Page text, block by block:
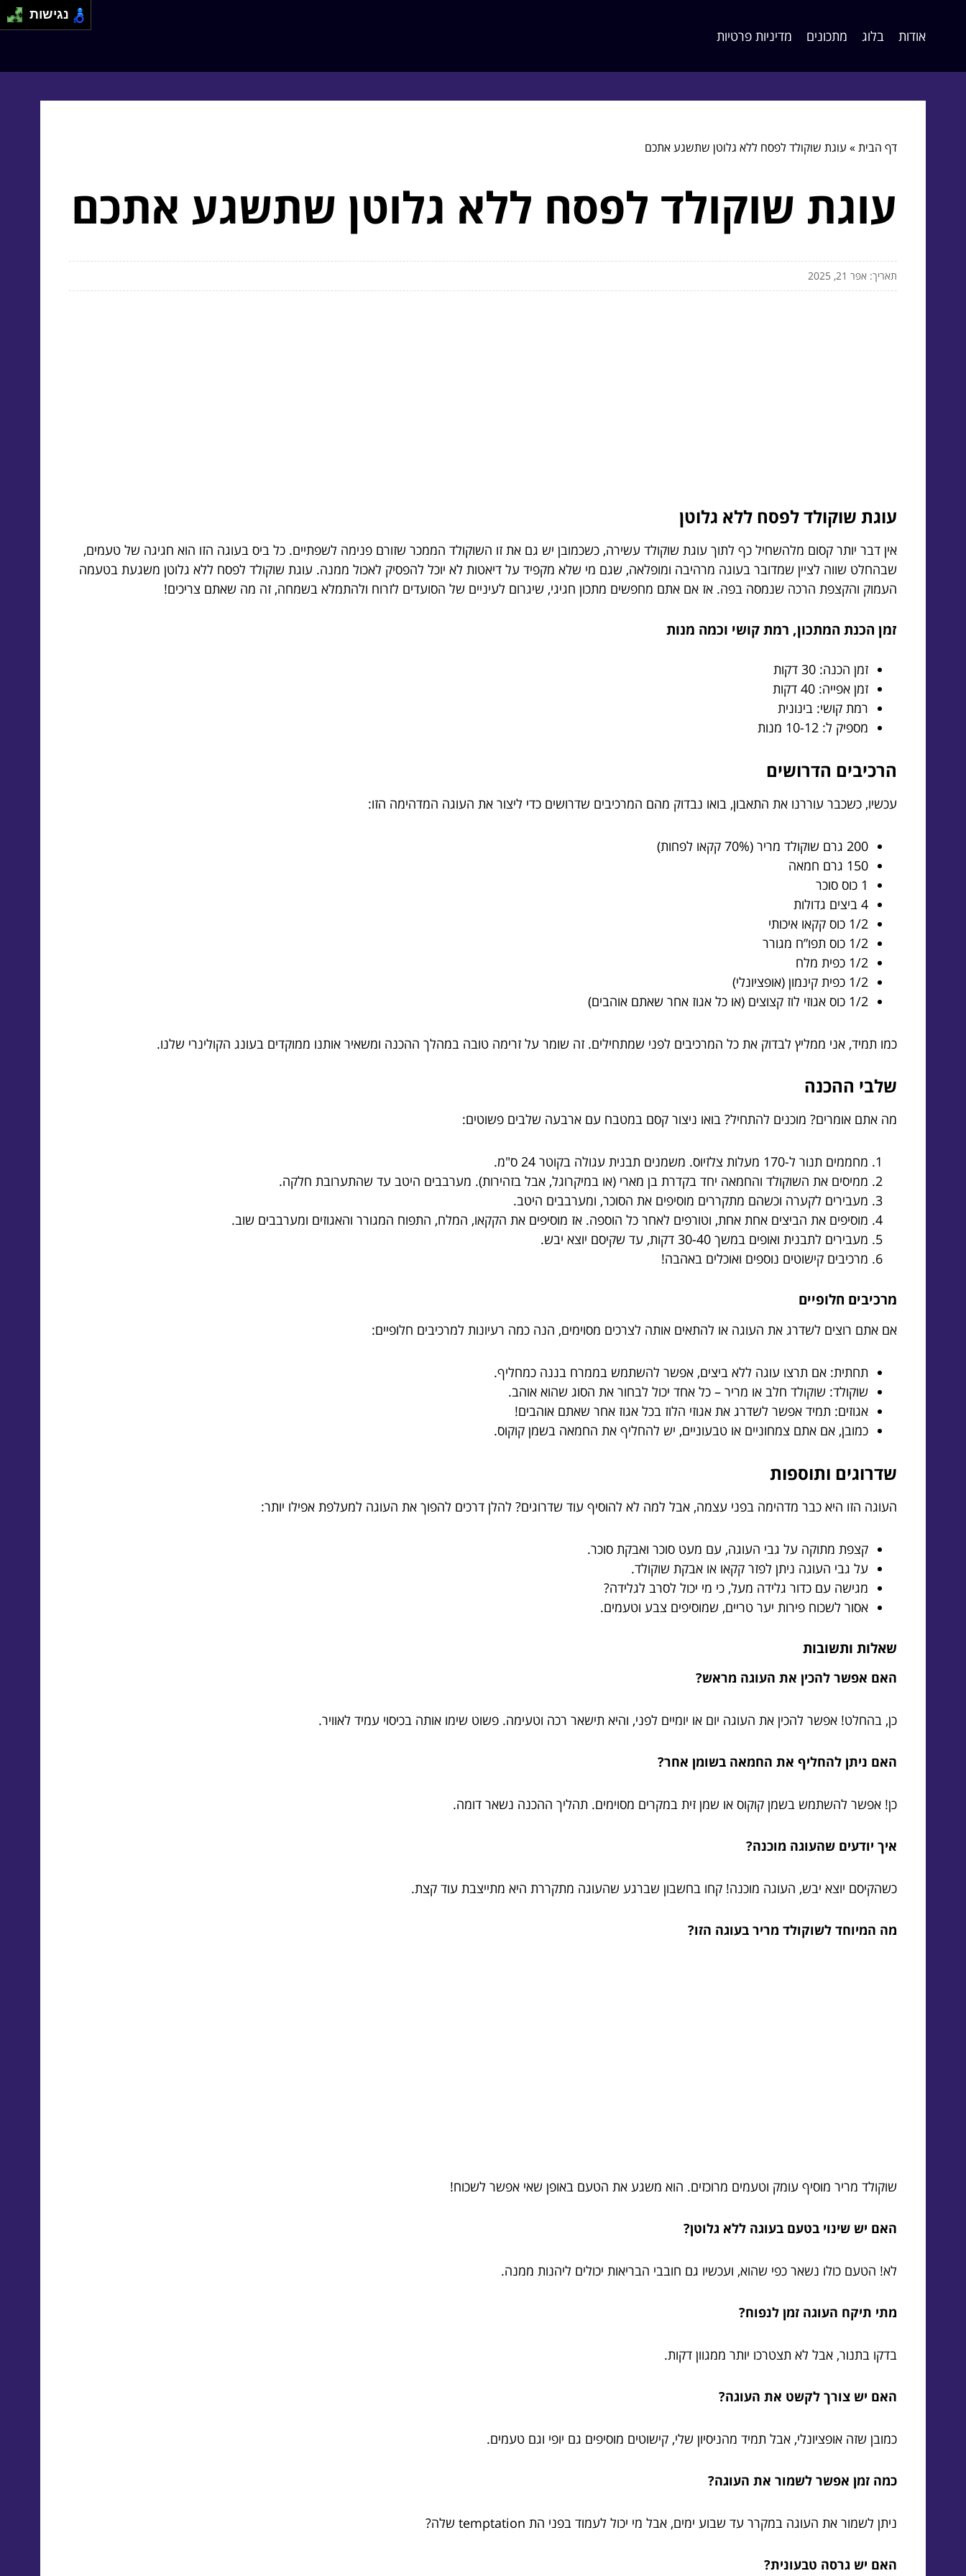
אודות בלוג מתכונים מדיניות פרטיות
דף הבית» עוגת שוקולד לפסח ללא גלוטן שתשגע אתכם
עוגת שוקולד לפסח ללא גלוטן שתשגע אתכם
תאריך: אפר 21, 2025
עוגת שוקולד לפסח ללא גלוטן
אין דבר יותר קסום מלהשחיל כף לתוך עוגת שוקולד עשירה, כשכמובן יש גם את זו השוקולד הממכר שזורם פנימה לשפתיים. כל ביס בעוגה הזו הוא חגיגה של טעמים,
שבהחלט שווה לציין שמדובר בעוגה מרהיבה ומופלאה, שגם מי שלא מקפיד על דיאטות לא יוכל להפסיק לאכול ממנה. עוגת שוקולד לפסח ללא גלוטן משגעת בטעמה
העמוק והקצפת הרכה שנמסה בפה. אז אם אתם מחפשים מתכון חגיגי, שיגרום לעיניים של הסועדים לזרוח ולהתמלא בשמחה, זה מה שאתם צריכים!
זמן הכנת המתכון, רמת קושי וכמה מנות
זמן הכנה: 30 דקות
זמן אפייה: 40 דקות
רמת קושי: בינונית
מספיק ל: 10-12 מנות
הרכיבים הדרושים
עכשיו, כשכבר עוררנו את התאבון, בואו נבדוק מהם המרכיבים שדרושים כדי ליצור את העוגה המדהימה הזו:
200 גרם שוקולד מריר (70% קקאו לפחות)
150 גרם חמאה
1 כוס סוכר
4 ביצים גדולות
1/2 כוס קקאו איכותי
1/2 כוס תפו”ח מגורר
1/2 כפית מלח
1/2 כפית קינמון (אופציונלי)
1/2 כוס אגוזי לוז קצוצים (או כל אגוז אחר שאתם אוהבים)
כמו תמיד, אני ממליץ לבדוק את כל המרכיבים לפני שמתחילים. זה שומר על זרימה טובה במהלך ההכנה ומשאיר אותנו ממוקדים בעונג הקולינרי שלנו.
שלבי ההכנה
מה אתם אומרים? מוכנים להתחיל? בואו ניצור קסם במטבח עם ארבעה שלבים פשוטים:
מחממים תנור ל-170 מעלות צלזיוס. משמנים תבנית עגולה בקוטר 24 ס"מ.
ממיסים את השוקולד והחמאה יחד בקדרת בן מארי (או במיקרוגל, אבל בזהירות). מערבבים היטב עד שהתערובת חלקה.
מעבירים לקערה וכשהם מתקררים מוסיפים את הסוכר, ומערבבים היטב.
מוסיפים את הביצים אחת אחת, וטורפים לאחר כל הוספה. אז מוסיפים את הקקאו, המלח, התפוח המגורר והאגוזים ומערבבים שוב.
מעבירים לתבנית ואופים במשך 30-40 דקות, עד שקיסם יוצא יבש.
מרכיבים קישוטים נוספים ואוכלים באהבה!
מרכיבים חלופיים
אם אתם רוצים לשדרג את העוגה או להתאים אותה לצרכים מסוימים, הנה כמה רעיונות למרכיבים חלופיים:
תחתית: אם תרצו עוגה ללא ביצים, אפשר להשתמש בממרח בננה כמחליף.
שוקולד: שוקולד חלב או מריר – כל אחד יכול לבחור את הסוג שהוא אוהב.
אגוזים: תמיד אפשר לשדרג את אגוזי הלוז בכל אגוז אחר שאתם אוהבים!
כמובן, אם אתם צמחוניים או טבעוניים, יש להחליף את החמאה בשמן קוקוס.
שדרוגים ותוספות
העוגה הזו היא כבר מדהימה בפני עצמה, אבל למה לא להוסיף עוד שדרוגים? להלן דרכים להפוך את העוגה למעלפת אפילו יותר:
קצפת מתוקה על גבי העוגה, עם מעט סוכר ואבקת סוכר.
על גבי העוגה ניתן לפזר קקאו או אבקת שוקולד.
מגישה עם כדור גלידה מעל, כי מי יכול לסרב לגלידה?
אסור לשכוח פירות יער טריים, שמוסיפים צבע וטעמים.
שאלות ותשובות
האם אפשר להכין את העוגה מראש?
כן, בהחלט! אפשר להכין את העוגה יום או יומיים לפני, והיא תישאר רכה וטעימה. פשוט שימו אותה בכיסוי עמיד לאוויר.
האם ניתן להחליף את החמאה בשומן אחר?
כן! אפשר להשתמש בשמן קוקוס או שמן זית במקרים מסוימים. תהליך ההכנה נשאר דומה.
איך יודעים שהעוגה מוכנה?
כשהקיסם יוצא יבש, העוגה מוכנה! קחו בחשבון שברגע שהעוגה מתקררת היא מתייצבת עוד קצת.
מה המיוחד לשוקולד מריר בעוגה הזו?
שוקולד מריר מוסיף עומק וטעמים מרוכזים. הוא משגע את הטעם באופן שאי אפשר לשכוח!
האם יש שינוי בטעם בעוגה ללא גלוטן?
לא! הטעם כולו נשאר כפי שהוא, ועכשיו גם חובבי הבריאות יכולים ליהנות ממנה.
מתי תיקח העוגה זמן לנפוח?
בדקו בתנור, אבל לא תצטרכו יותר ממגוון דקות.
האם יש צורך לקשט את העוגה?
כמובן שזה אופציונלי, אבל תמיד מהניסיון שלי, קישוטים מוסיפים גם יופי וגם טעמים.
כמה זמן אפשר לשמור את העוגה?
ניתן לשמור את העוגה במקרר עד שבוע ימים, אבל מי יכול לעמוד בפני הת temptation שלה?
האם יש גרסה טבעונית?
נגישות